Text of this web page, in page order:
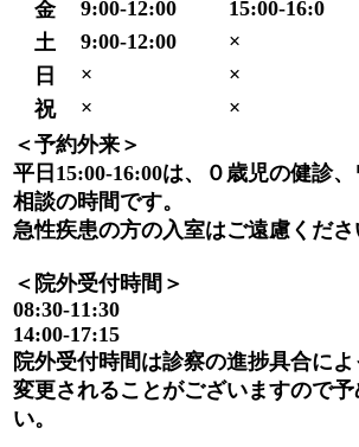
金
9:00-12:00 15:00-16:0
土
9:00-12:00 ×
日
× ×
祝
× ×
＜予約外来＞
平日15:00-16:00は、０歳児の健診
相談の時間です。
急性疾患の方の入室はご遠慮くださ
＜院外受付時間＞
08:30-11:30
14:00-17:15
院外受付時間は診察の進捗具合によ
変更されることがございますので
い。